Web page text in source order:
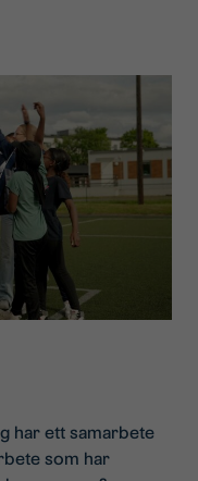
har ett samarbete
som har